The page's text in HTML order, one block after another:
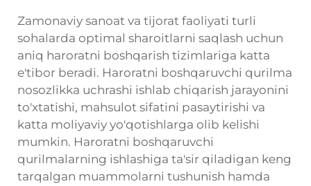
Zamonaviy sanoat va tijorat faoliyati turli
sohalarda optimal sharoitlarni saqlash uchun
aniq haroratni boshqarish tizimlariga katta
e'tibor beradi. Haroratni boshqaruvchi qurilma
nosozlikka uchrashi ishlab chiqarish jarayonini
to'xtatishi, mahsulot sifatini pasaytirishi va
katta moliyaviy yo'qotishlarga olib kelishi
mumkin. Haroratni boshqaruvchi
qurilmalarning ishlashiga ta'sir qiladigan keng
tarqalgan muammolarni tushunish hamda